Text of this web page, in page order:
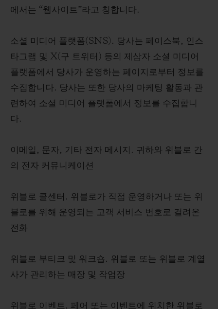
에서는 “웹사이트”라고 칭합니다.
소셜 미디어 플랫폼(SNS). 당사는 페이스북, 인스
타그램 및 X(구 트위터) 등의 제삼자 소셜 미디어
플랫폼에서 당사가 운영하는 페이지로부터 정보를
수집합니다. 당사는 또한 당사의 마케팅 활동과 관
련하여 소셜 미디어 플랫폼에서 정보를 수집합니
다.
이메일, 문자, 기타 전자 메시지. 귀하와 위블로 간
의 전자 커뮤니케이션
위블로 콜센터. 위블로가 직접 운영하거나 또는 위
블로를 위해 운영되는 고객 서비스 번호로 걸려온
전화
위블로 부티크 및 워크숍. 위블로 또는 위블로 계열
사가 관리하는 매장 및 작업장
위블로 이벤트, 페어 또는 이벤트에 위치한 위블로